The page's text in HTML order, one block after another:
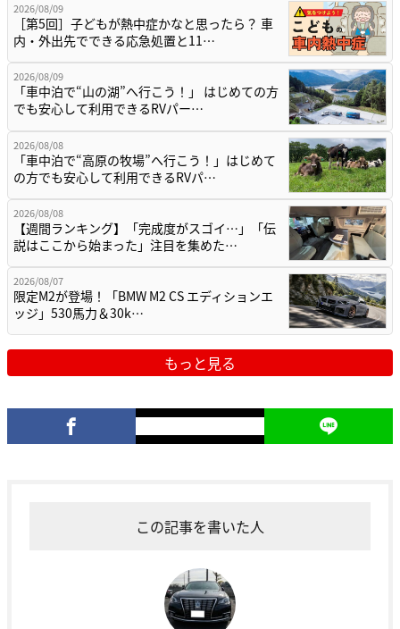
2026/08/09
［第5回］子どもが熱中症かなと思ったら？ 車
内・外出先でできる応急処置と11…
2026/08/09
「車中泊で“山の湖”へ行こう！」 はじめての方
でも安心して利用できるRVパー…
2026/08/08
「車中泊で“高原の牧場”へ行こう！」はじめて
の方でも安心して利用できるRVパ…
2026/08/08
【週間ランキング】「完成度がスゴイ…」「伝
説はここから始まった」注目を集めた…
2026/08/07
限定M2が登場！「BMW M2 CS エディションエ
ッジ」530馬力＆30k…
もっと見る
この記事を書いた人